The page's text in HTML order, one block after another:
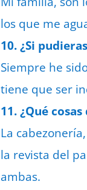
los que me
10. ¿Si
Siempre he
tiene que ser
11. ¿Qué
La
la revista del
ambas.